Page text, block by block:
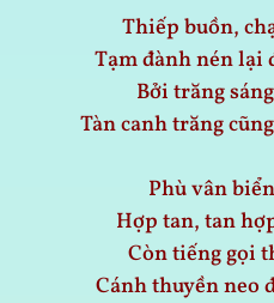
Thiếp buồn,
Tạm đành nén lại
Bởi trăng
Tàn canh trăng
Phù vân
Hợp tan, tan
Còn tiếng gọi
Cánh thuyền neo